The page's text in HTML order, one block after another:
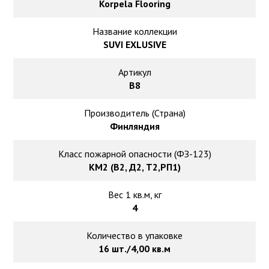
Ковролин оптом
Ковролин под теплый пол
Korpela Flooring
Название коллекции
SUVI EXLUSIVE
Артикул
B8
Производитель (Страна)
Финляндия
Класс пожарной опасности (ФЗ-123)
КМ2 (В2, Д2, Т2,РП1)
Вес 1 кв.м, кг
4
Количество в упаковке
16 шт./4,00 кв.м